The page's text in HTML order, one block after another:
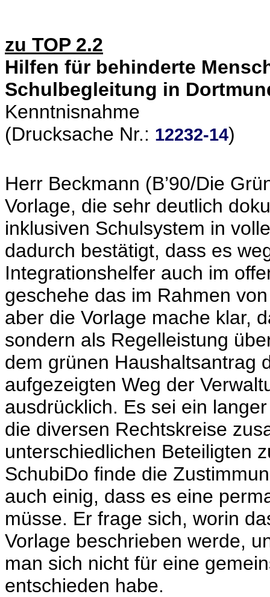
zu TOP 2.2
Hilfen für behinderte
Schulbegleitung in
Kenntnisnahme
(Drucksache Nr.: 12232-14)
Herr Beckmann (B’90/Die
Vorlage, die sehr deutlich
inklusiven Schulsystem in
dadurch bestätigt, dass es
Integrationshelfer auch im
geschehe das im Rahmen
aber die Vorlage mache klar,
sondern als Regelleistung
dem grünen Haushaltsantrag
aufgezeigten Weg der
ausdrücklich. Es sei ein
die diversen Rechtskreise
unterschiedlichen Beteiligten
SchubiDo finde die
auch einig, dass es eine
müsse. Er frage sich, worin
Vorlage beschrieben werde,
man sich nicht für eine
entschieden habe.